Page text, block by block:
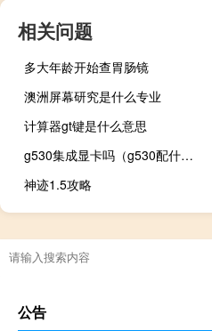
相关问题
多大年龄开始查胃肠镜
澳洲屏幕研究是什么专业
计算器gt键是什么意思
g530集成显卡吗（g530配什么主板）
神迹1.5攻略
公告